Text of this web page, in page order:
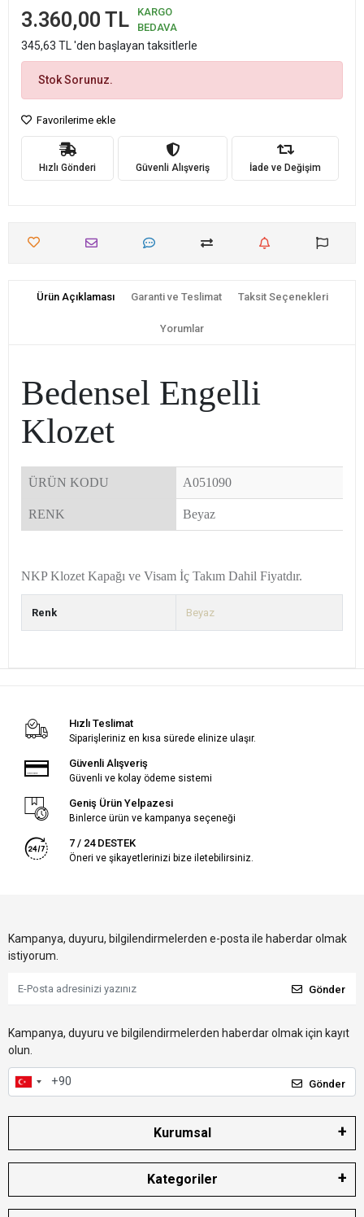
3.360,00 TL
KARGO
BEDAVA
345,63 TL 'den başlayan taksitlerle
Stok Sorunuz.
Favorilerime ekle
Hızlı Gönderi Güvenli Alışveriş İade ve Değişim
Ürün Açıklaması Garanti ve Teslimat Taksit Seçenekleri
Yorumlar
Bedensel Engelli
Klozet
ÜRÜN KODU A051090
RENK Beyaz
NKP Klozet Kapağı ve Visam İç Takım Dahil Fiyatdır.
Renk Beyaz
Hızlı Teslimat
Siparişleriniz en kısa sürede elinize ulaşır.
Güvenli Alışveriş
Güvenli ve kolay ödeme sistemi
Geniş Ürün Yelpazesi
Binlerce ürün ve kampanya seçeneği
7 / 24 DESTEK
Öneri ve şikayetlerinizi bize iletebilirsiniz.
Kampanya, duyuru, bilgilendirmelerden e-posta ile haberdar olmak
istiyorum.
Gönder
Kampanya, duyuru ve bilgilendirmelerden haberdar olmak için kayıt
olun.
Gönder
Kurumsal
Kategoriler